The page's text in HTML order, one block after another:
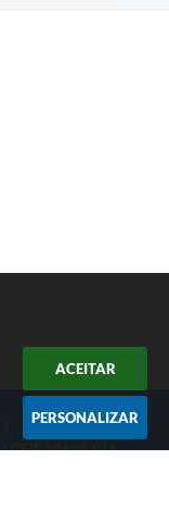
ACEITAR
PERSONALIZAR
CEP: 19640-015